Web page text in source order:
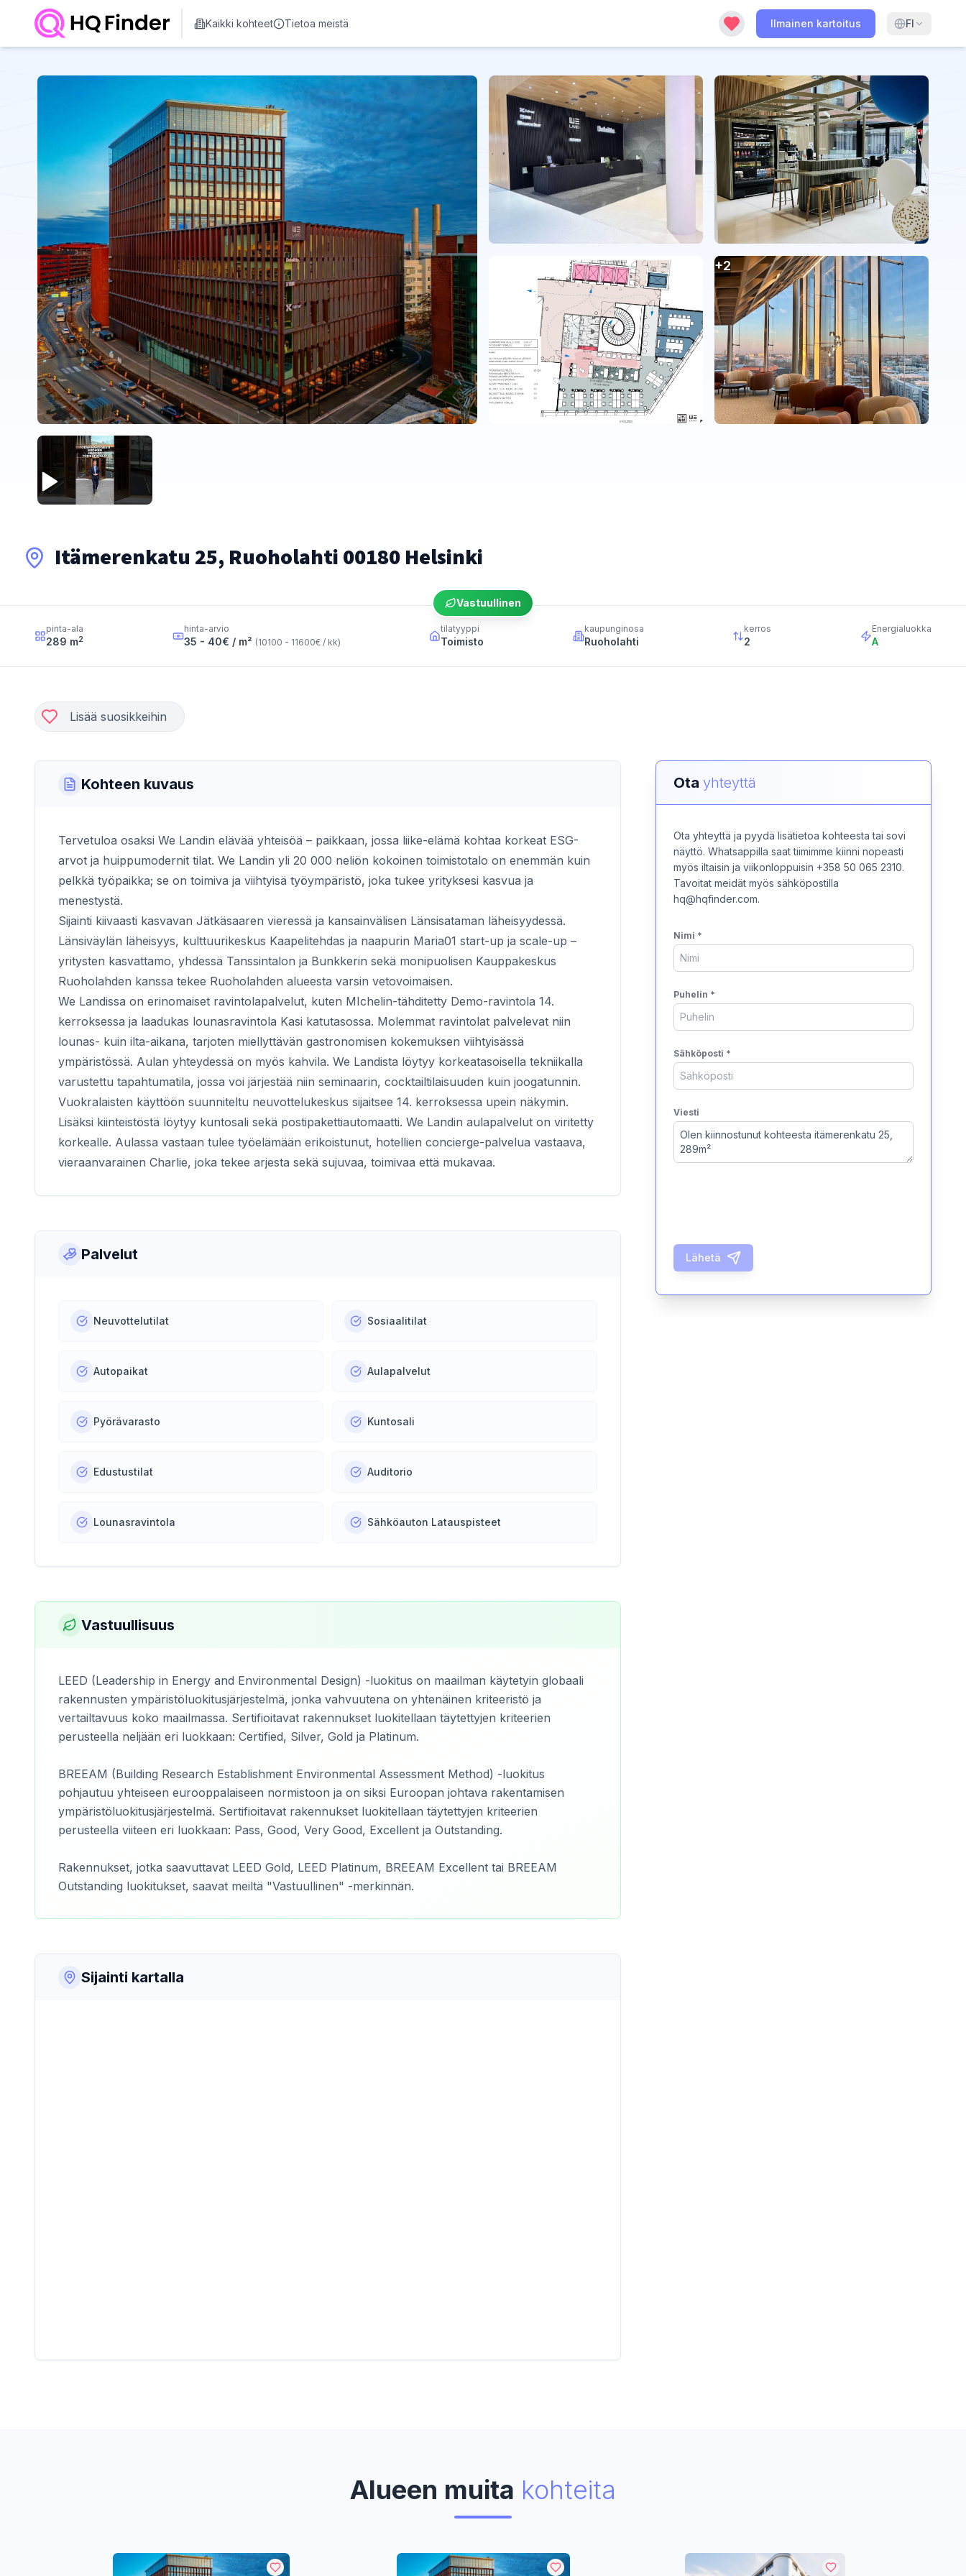
Kaikki kohteet Tietoa meistä Ilmainen kartoitus FI
+2
Itämerenkatu 25, Ruoholahti 00180 Helsinki
Vastuullinen
pinta-ala
289 m2
hinta-arvio
35 - 40€ / m² (10100 - 11600€ / kk)
tilatyyppi
Toimisto
kaupunginosa
Ruoholahti
kerros
2
Energialuokka
A
Lisää suosikkeihin
Kohteen kuvaus
Tervetuloa osaksi We Landin elävää yhteisöä – paikkaan, jossa liike-elämä kohtaa korkeat ESG-
arvot ja huippumodernit tilat. We Landin yli 20 000 neliön kokoinen toimistotalo on enemmän kuin
pelkkä työpaikka; se on toimiva ja viihtyisä työympäristö, joka tukee yrityksesi kasvua ja
menestystä.
Sijainti kiivaasti kasvavan Jätkäsaaren vieressä ja kansainvälisen Länsisataman läheisyydessä.
Länsiväylän läheisyys, kulttuurikeskus Kaapelitehdas ja naapurin Maria01 start-up ja scale-up –
yritysten kasvattamo, yhdessä Tanssintalon ja Bunkkerin sekä monipuolisen Kauppakeskus
Ruoholahden kanssa tekee Ruoholahden alueesta varsin vetovoimaisen.
We Landissa on erinomaiset ravintolapalvelut, kuten MIchelin-tähditetty Demo-ravintola 14.
kerroksessa ja laadukas lounasravintola Kasi katutasossa. Molemmat ravintolat palvelevat niin
lounas- kuin ilta-aikana, tarjoten miellyttävän gastronomisen kokemuksen viihtyisässä
ympäristössä. Aulan yhteydessä on myös kahvila. We Landista löytyy korkeatasoisella tekniikalla
varustettu tapahtumatila, jossa voi järjestää niin seminaarin, cocktailtilaisuuden kuin joogatunnin.
Vuokralaisten käyttöön suunniteltu neuvottelukeskus sijaitsee 14. kerroksessa upein näkymin.
Lisäksi kiinteistöstä löytyy kuntosali sekä postipakettiautomaatti. We Landin aulapalvelut on viritetty
korkealle. Aulassa vastaan tulee työelämään erikoistunut, hotellien concierge-palvelua vastaava,
vieraanvarainen Charlie, joka tekee arjesta sekä sujuvaa, toimivaa että mukavaa.
Palvelut
Neuvottelutilat Sosiaalitilat
Autopaikat Aulapalvelut
Pyörävarasto Kuntosali
Edustustilat Auditorio
Lounasravintola Sähköauton Latauspisteet
Vastuullisuus
LEED (Leadership in Energy and Environmental Design) -luokitus on maailman käytetyin globaali
rakennusten ympäristöluokitusjärjestelmä, jonka vahvuutena on yhtenäinen kriteeristö ja
vertailtavuus koko maailmassa. Sertifioitavat rakennukset luokitellaan täytettyjen kriteerien
perusteella neljään eri luokkaan: Certified, Silver, Gold ja Platinum.
BREEAM (Building Research Establishment Environmental Assessment Method) -luokitus
pohjautuu yhteiseen eurooppalaiseen normistoon ja on siksi Euroopan johtava rakentamisen
ympäristöluokitusjärjestelmä. Sertifioitavat rakennukset luokitellaan täytettyjen kriteerien
perusteella viiteen eri luokkaan: Pass, Good, Very Good, Excellent ja Outstanding.
Rakennukset, jotka saavuttavat LEED Gold, LEED Platinum, BREEAM Excellent tai BREEAM
Outstanding luokitukset, saavat meiltä "Vastuullinen" -merkinnän.
Sijainti kartalla
Ota yhteyttä
Ota yhteyttä ja pyydä lisätietoa kohteesta tai sovi
näyttö. Whatsappilla saat tiimimme kiinni nopeasti
myös iltaisin ja viikonloppuisin +358 50 065 2310.
Tavoitat meidät myös sähköpostilla
hq@hqfinder.com.
Nimi *
Puhelin *
Sähköposti *
Viesti
Lähetä
Alueen muita kohteita